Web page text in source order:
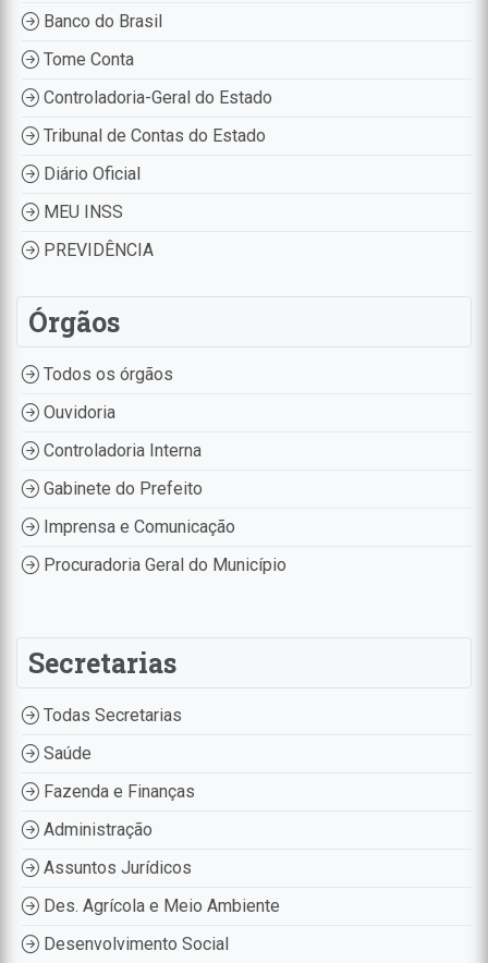
Banco do Brasil
Tome Conta
Controladoria-Geral do Estado
Tribunal de Contas do Estado
Diário Oficial
MEU INSS
PREVIDÊNCIA
Órgãos
Todos os órgãos
Ouvidoria
Controladoria Interna
Gabinete do Prefeito
Imprensa e Comunicação
Procuradoria Geral do Município
Secretarias
Todas Secretarias
Saúde
Fazenda e Finanças
Administração
Assuntos Jurídicos
Des. Agrícola e Meio Ambiente
Desenvolvimento Social